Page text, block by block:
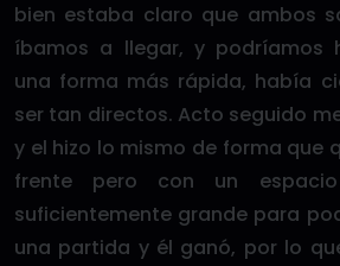
bien estaba claro que ambos
íbamos a llegar, y podríamos
una forma más rápida, había
ser tan directos. Acto seguido
y el hizo lo mismo de forma que
frente pero con un
suficientemente grande para
una partida y él ganó, por lo